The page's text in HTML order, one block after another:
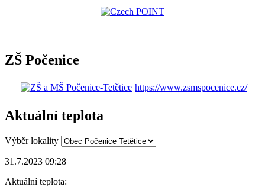
ZŠ Počenice
https://www.zsmspocenice.cz/
Aktuální teplota
Výběr lokality
31.7.2023 09:28
Aktuální teplota: